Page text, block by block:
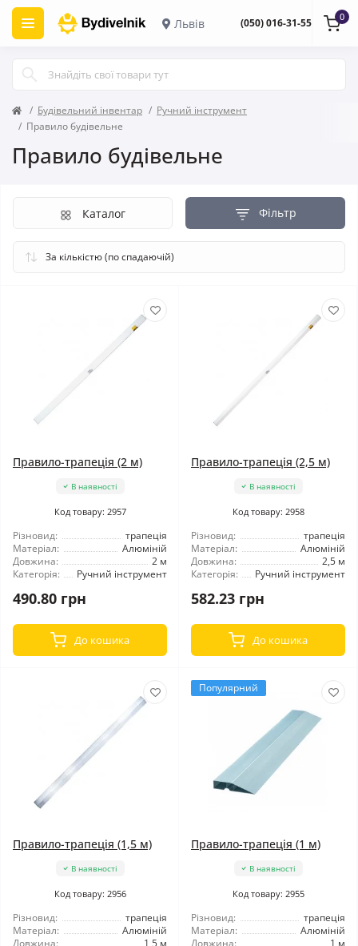
Львів (050) 016-31-55 0
Будівельний інвентар
Ручний інструмент
Правило будівельне
Правило будівельне
Фільтр
Каталог
Правило-трапеція (2 м)
В наявності
Код товару: 2957
Різновид:
трапеція
Матеріал:
Алюміній
Довжина:
2 м
Категорія:
Ручний інструмент
490.80 грн
До кошика
Правило-трапеція (2,5 м)
В наявності
Код товару: 2958
Різновид:
трапеція
Матеріал:
Алюміній
Довжина:
2,5 м
Категорія:
Ручний інструмент
582.23 грн
До кошика
Правило-трапеція (1,5 м)
В наявності
Код товару: 2956
Різновид:
трапеція
Матеріал:
Алюміній
Довжина:
1,5 м
Популярний
Правило-трапеція (1 м)
В наявності
Код товару: 2955
Різновид:
трапеція
Матеріал:
Алюміній
Довжина:
1 м